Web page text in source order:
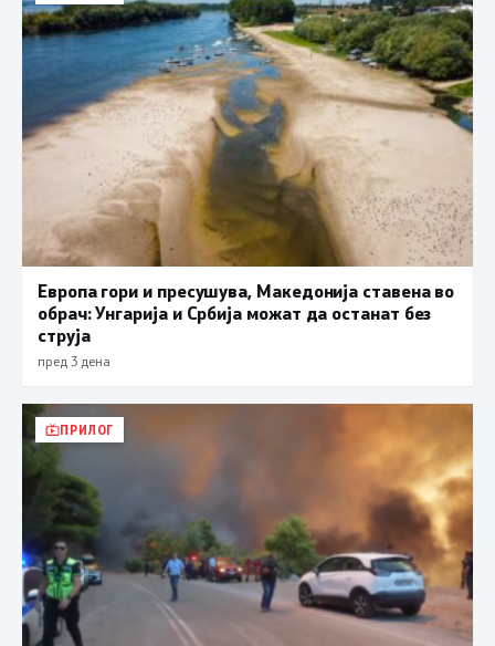
Европа гори и пресушува, Македонија ставена во
обрач: Унгарија и Србија можат да останат без
струја
пред 3 дена
ПРИЛОГ